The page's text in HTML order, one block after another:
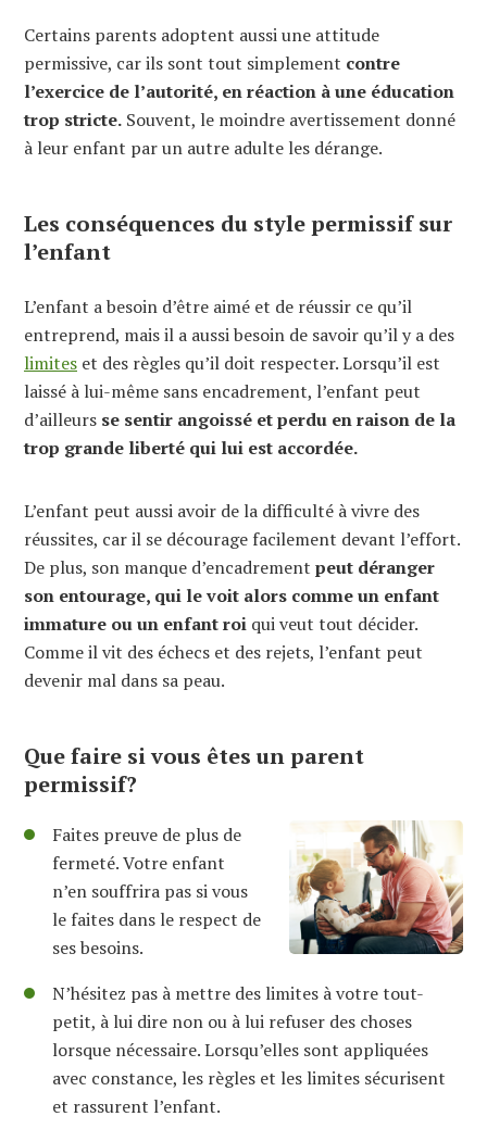
Certains parents adoptent aussi une attitude
permissive, car ils sont tout simplement contre
l’exercice de l’autorité, en réaction à une éducation
trop stricte. Souvent, le moindre avertissement donné
à leur enfant par un autre adulte les dérange.
Les conséquences du style permissif sur
l’enfant
L’enfant a besoin d’être aimé et de réussir ce qu’il
entreprend, mais il a aussi besoin de savoir qu’il y a des
limites et des règles qu’il doit respecter. Lorsqu’il est
laissé à lui-même sans encadrement, l’enfant peut
d’ailleurs se sentir angoissé et perdu en raison de la
trop grande liberté qui lui est accordée.
L’enfant peut aussi avoir de la difficulté à vivre des
réussites, car il se décourage facilement devant l’effort.
De plus, son manque d’encadrement peut déranger
son entourage, qui le voit alors comme un enfant
immature ou un enfant roi qui veut tout décider.
Comme il vit des échecs et des rejets, l’enfant peut
devenir mal dans sa peau.
Que faire si vous êtes un parent
permissif?
Faites preuve de plus de
fermeté. Votre enfant
n’en souffrira pas si vous
le faites dans le respect de
ses besoins.
N’hésitez pas à mettre des limites à votre tout-
petit, à lui dire non ou à lui refuser des choses
lorsque nécessaire. Lorsqu’elles sont appliquées
avec constance, les règles et les limites sécurisent
et rassurent l’enfant.